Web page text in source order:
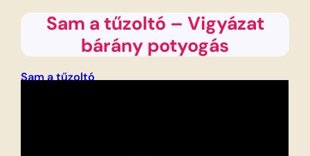
Sam a tűzoltó – Vigyázat
bárány potyogás
Sam a tűzoltó